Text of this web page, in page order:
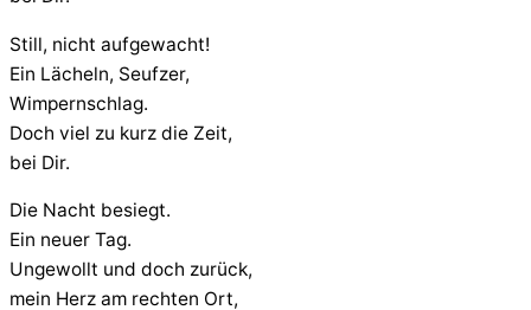
Still, nicht aufgewacht!
Ein Lächeln, Seufzer,
Wimpernschlag.
Doch viel zu kurz die Zeit,
bei Dir.
Die Nacht besiegt.
Ein neuer Tag.
Ungewollt und doch zurück,
mein Herz am rechten Ort,